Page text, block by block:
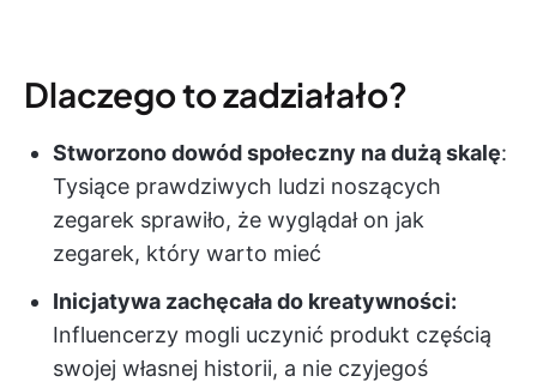
Dlaczego to zadziałało?
Stworzono dowód społeczny na dużą skalę:
Tysiące prawdziwych ludzi noszących
zegarek sprawiło, że wyglądał on jak
zegarek, który warto mieć
Inicjatywa zachęcała do kreatywności:
Influencerzy mogli uczynić produkt częścią
swojej własnej historii, a nie czyjegoś